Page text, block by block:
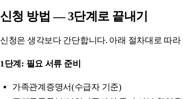
신청 방법 — 3단계로 끝내기
신청은 생각보다 간단합니다. 아래 절차대로 따라
1단계: 필요 서류 준비
가족관계증명서(수급자 기준)